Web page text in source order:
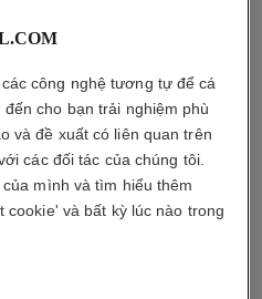
HƯỚNG DẪN SỬ
DỤNG
thêm
công nghệ tương tự để cá
cho bạn trải nghiệm phù
và đề xuất có liên quan trên
các đối tác của chúng tôi.
mình và tìm hiểu thêm
cookie' và bất kỳ lúc nào trong